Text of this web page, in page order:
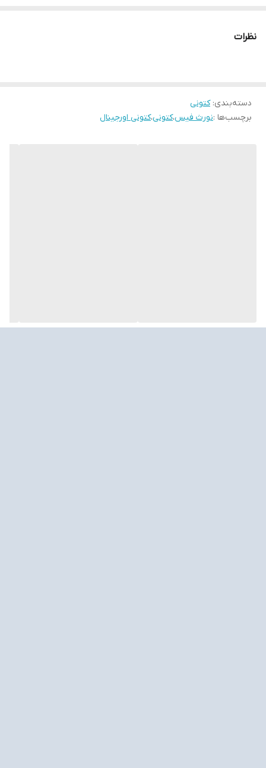
نظرات
دسته‌بندی:کتونی
برچسب‌ها :نورث فیس،کتونی،کتونی اورجینال